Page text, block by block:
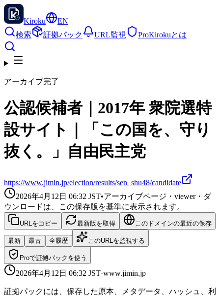
Kiroku
EN
検索
証拠パック URL監視 ProKirokuとは
アーカイブ完了
公認候補者｜2017年 衆院選特
設サイト｜「この国を、守り
抜く。」自由民主党
https://www.jimin.jp/election/results/sen_shu48/candidate
2026年4月12日 06:32 JST•アーカイブページ・viewer・ダ
ウンロードは、この保存版を基準に表示されます。
URLをコピー 最新版を取得 このドメインの最近の保存
最新 最古 全履歴 このURLを監視する
Proで証拠パックを使う
2026年4月12日 06:32 JST·www.jimin.jp
証拠パックには、保存した原本、メタデータ、ハッシュ、利